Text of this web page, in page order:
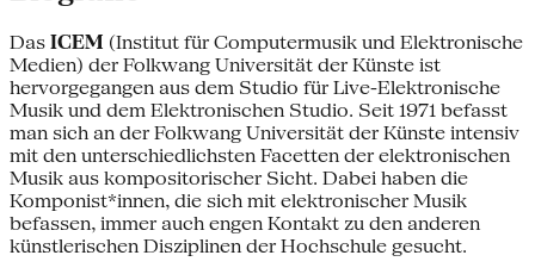
Das ICEM (Institut für Computermusik und Elektronische
Medien) der Folkwang Universität der Künste ist
hervorgegangen aus dem Studio für Live-Elektronische
Musik und dem Elektronischen Studio. Seit 1971 befasst
man sich an der Folkwang Universität der Künste intensiv
mit den unterschiedlichsten Facetten der elektronischen
Musik aus kompositorischer Sicht. Dabei haben die
Komponist*innen, die sich mit elektronischer Musik
befassen, immer auch engen Kontakt zu den anderen
künstlerischen Disziplinen der Hochschule gesucht.